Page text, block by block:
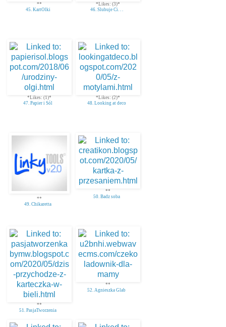
**
45. KartOlki
*Likes: (3)*
46. Slubuje Ci. . .
*Likes: (1)*
47. Papier i Sól
*Likes: (2)*
48. Looking at deco
**
49. Chikaretta
**
50. Badz soba
**
51. PasjaTworzenia
**
52. Agnieszka Glab